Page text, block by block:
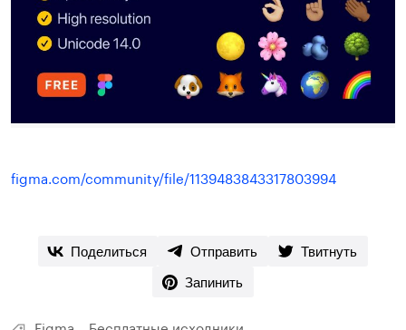
figma.com/community/file/1139483843317803994
Поделиться Отправить
Твитнуть
Запинить